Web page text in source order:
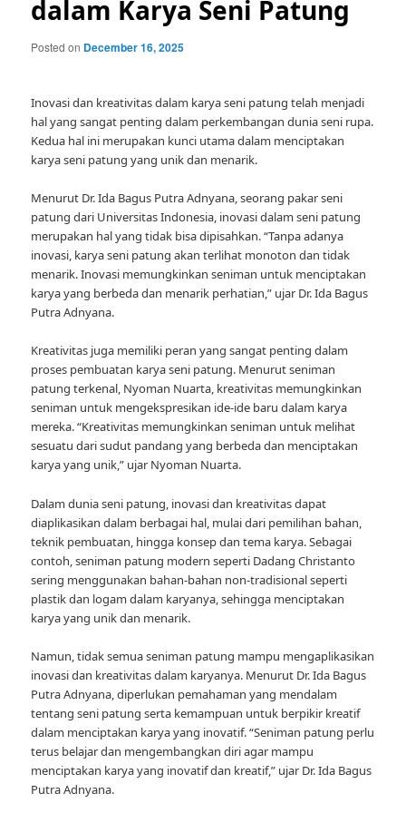
dalam Karya Seni Patung
Posted on December 16, 2025
Inovasi dan kreativitas dalam karya seni patung telah menjadi
hal yang sangat penting dalam perkembangan dunia seni rupa.
Kedua hal ini merupakan kunci utama dalam menciptakan
karya seni patung yang unik dan menarik.
Menurut Dr. Ida Bagus Putra Adnyana, seorang pakar seni
patung dari Universitas Indonesia, inovasi dalam seni patung
merupakan hal yang tidak bisa dipisahkan. “Tanpa adanya
inovasi, karya seni patung akan terlihat monoton dan tidak
menarik. Inovasi memungkinkan seniman untuk menciptakan
karya yang berbeda dan menarik perhatian,” ujar Dr. Ida Bagus
Putra Adnyana.
Kreativitas juga memiliki peran yang sangat penting dalam
proses pembuatan karya seni patung. Menurut seniman
patung terkenal, Nyoman Nuarta, kreativitas memungkinkan
seniman untuk mengekspresikan ide-ide baru dalam karya
mereka. “Kreativitas memungkinkan seniman untuk melihat
sesuatu dari sudut pandang yang berbeda dan menciptakan
karya yang unik,” ujar Nyoman Nuarta.
Dalam dunia seni patung, inovasi dan kreativitas dapat
diaplikasikan dalam berbagai hal, mulai dari pemilihan bahan,
teknik pembuatan, hingga konsep dan tema karya. Sebagai
contoh, seniman patung modern seperti Dadang Christanto
sering menggunakan bahan-bahan non-tradisional seperti
plastik dan logam dalam karyanya, sehingga menciptakan
karya yang unik dan menarik.
Namun, tidak semua seniman patung mampu mengaplikasikan
inovasi dan kreativitas dalam karyanya. Menurut Dr. Ida Bagus
Putra Adnyana, diperlukan pemahaman yang mendalam
tentang seni patung serta kemampuan untuk berpikir kreatif
dalam menciptakan karya yang inovatif. “Seniman patung perlu
terus belajar dan mengembangkan diri agar mampu
menciptakan karya yang inovatif dan kreatif,” ujar Dr. Ida Bagus
Putra Adnyana.